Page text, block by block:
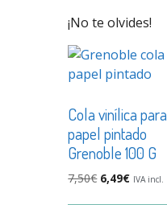
¡No te olvides!
Cola vinílica para
papel pintado
Grenoble 100 G
7,50€ 6,49€ IVA incl.